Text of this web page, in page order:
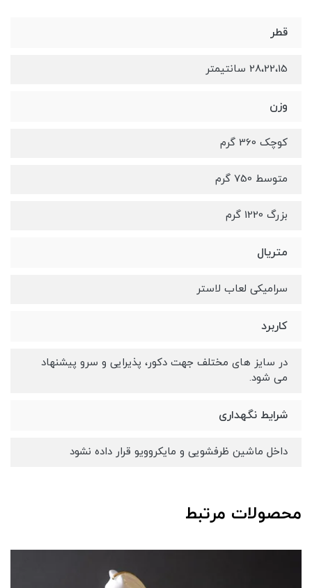
قطر
28،22،15 سانتیمتر
وزن
کوچک 360 گرم
متوسط 750 گرم
بزرگ 1220 گرم
متریال
سرامیکی لعاب لاستر
کاربرد
در سایز های مختلف جهت دکور، پذیرایی و سرو پیشنهاد
می شود.
شرایط نگهداری
داخل ماشین ظرفشویی و مایکروویو قرار داده نشود
محصولات مرتبط